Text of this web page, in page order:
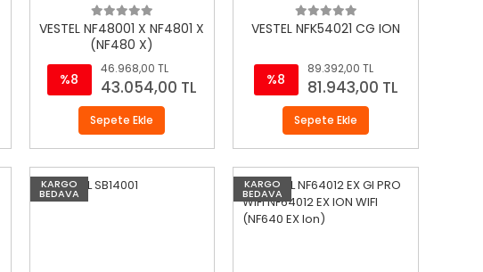
VESTEL NF48001 X NF4801 X
(NF480 X)
%8
46.968,00 TL
43.054,00 TL
Sepete Ekle
VESTEL NFK54021 CG ION
%8
89.392,00 TL
81.943,00 TL
Sepete Ekle
KARGO
BEDAVA
KARGO
BEDAVA